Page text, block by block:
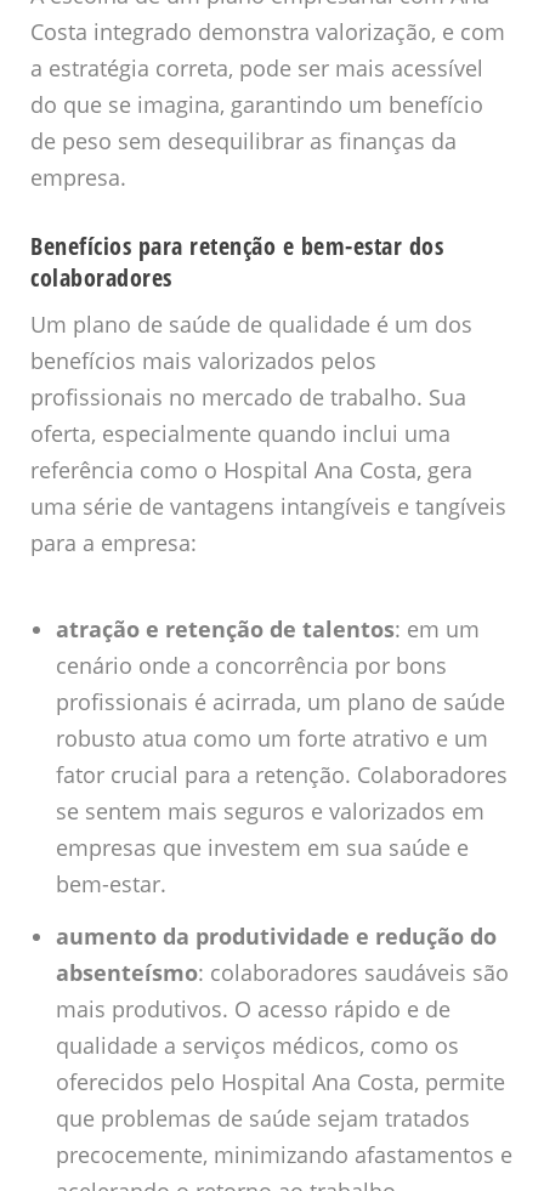
Costa integrado demonstra valorização, e com
a estratégia correta, pode ser mais acessível
do que se imagina, garantindo um benefício
de peso sem desequilibrar as finanças da
empresa.
Benefícios para retenção e bem-estar dos
colaboradores
Um plano de saúde de qualidade é um dos
benefícios mais valorizados pelos
profissionais no mercado de trabalho. Sua
oferta, especialmente quando inclui uma
referência como o Hospital Ana Costa, gera
uma série de vantagens intangíveis e tangíveis
para a empresa:
atração e retenção de talentos: em um
cenário onde a concorrência por bons
profissionais é acirrada, um plano de saúde
robusto atua como um forte atrativo e um
fator crucial para a retenção. Colaboradores
se sentem mais seguros e valorizados em
empresas que investem em sua saúde e
bem-estar.
aumento da produtividade e redução do
absenteísmo: colaboradores saudáveis são
mais produtivos. O acesso rápido e de
qualidade a serviços médicos, como os
oferecidos pelo Hospital Ana Costa, permite
que problemas de saúde sejam tratados
precocemente, minimizando afastamentos e